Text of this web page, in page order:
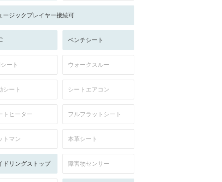
ージックプレイヤー接続可
ベンチシート
ート ウォークスルー
シート シートエアコン
トヒーター フルフラットシート
トマン 本革シート
ドリングストップ 障害物センサー